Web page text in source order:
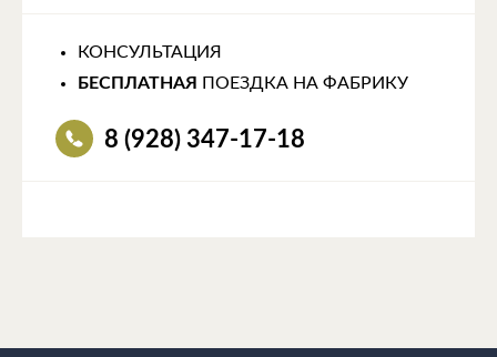
КОНСУЛЬТАЦИЯ
БЕСПЛАТНАЯ
ПОЕЗДКА НА ФАБРИКУ
8 (928) 347-17-18